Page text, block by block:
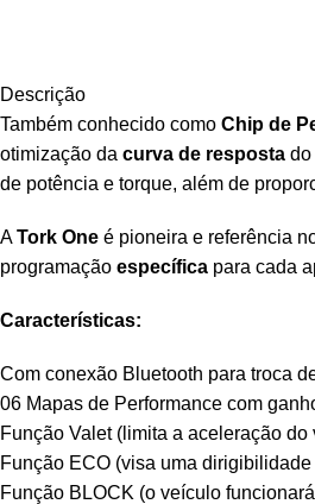
Descrição
Também conhecido como Chip de
otimização da curva de resposta do
de potência e torque, além de
ATork One é pioneira e referência
programação específica para cada
Características:
Com conexão Bluetooth para troca
06 Mapas de Performance com
Função Valet (limita a aceleração
Função ECO (visa uma
Função BLOCK (o veículo